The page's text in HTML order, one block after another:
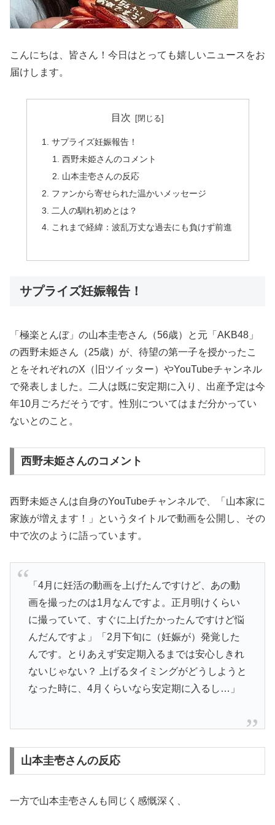
こんにちは、皆さん！今日はとっても嬉しいニュースをお
届けします。
目次
サプライズ妊娠報告！
西野未姫さんのコメント
山本圭壱さんの反応
ファンから寄せられた温かいメッセージ
二人の馴れ初めとは？
これまで経緯：波乱万丈な過去にも負けず前進
サプライズ妊娠報告！
「極楽とんぼ」の山本圭壱さん（56歳）と元「AKB48」
の西野未姫さん（25歳）が、待望の第一子を授かったこ
とをそれぞれのX（旧ツイッター）やYouTubeチャンネル
で発表しました。二人は既に安定期に入り、出産予定は今
年10月ごろだそうです。性別についてはまだ分かってい
ないとのこと。
西野未姫さんのコメント
西野未姫さんは自身のYouTubeチャンネルで、「山本家に
家族が増えます！」というタイトルで動画を公開し、その
中で次のように語っています。
「4月に妊活の動画を上げたんですけど、あの動
画を撮ったのは1月なんですよ。正月明けくらい
に撮っていて、すぐに上げたかったんですけど悩
んだんですよ」「2月下旬に（妊娠が）発覚した
んです。とりあえず安定期入るまでは安心しきれ
ないじゃない？ 上げるタイミングがどうしようと
なった時に、4月くらいなら安定期に入るし…」
山本圭壱さんの反応
一方で山本圭壱さんも同じく感慨深く、